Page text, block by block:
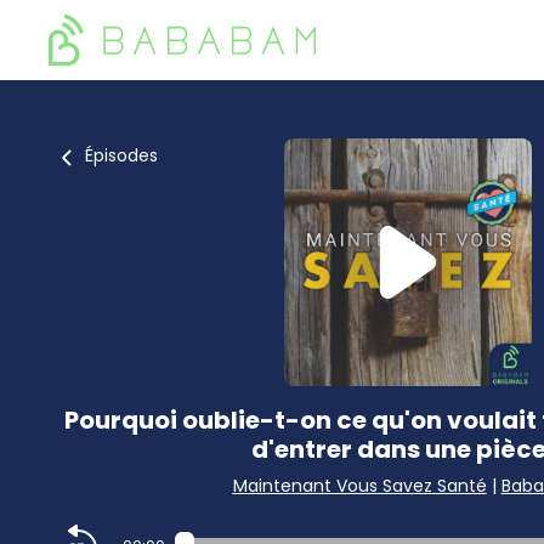
Épisodes
Pourquoi oublie-t-on ce qu'on
d'entrer dans une
Maintenant Vous Savez Santé |